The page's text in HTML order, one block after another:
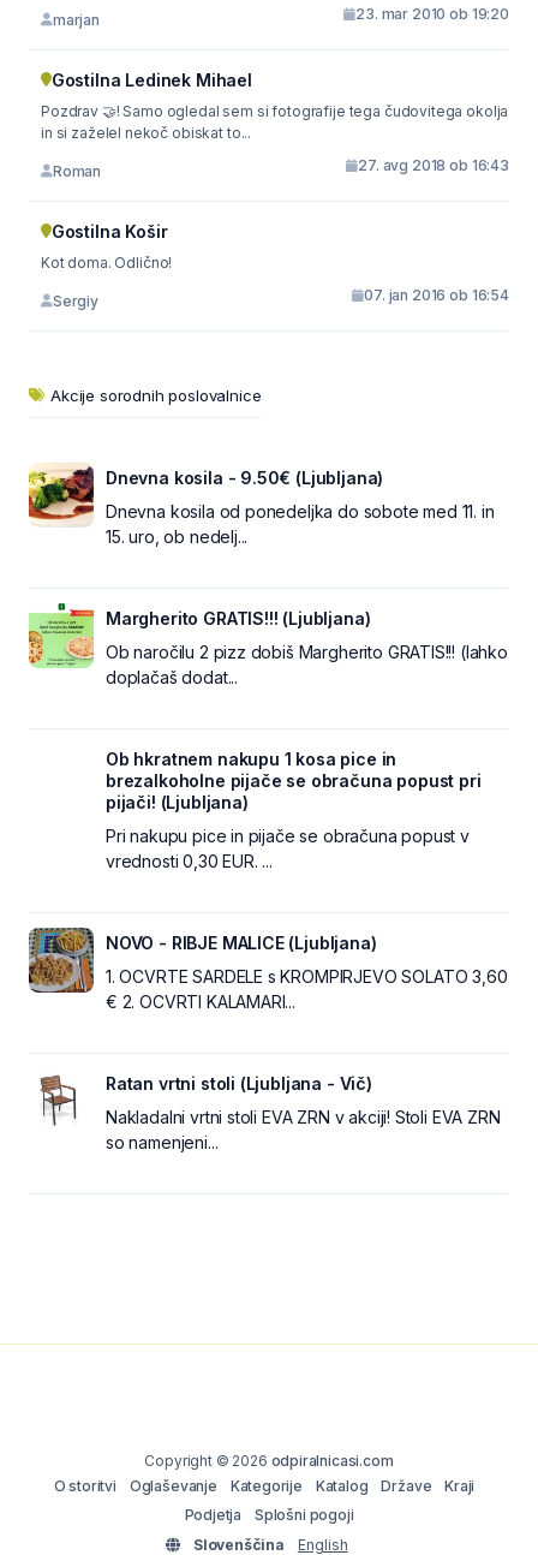
marjan 23. mar 2010 ob 19:20
Gostilna Ledinek Mihael
Pozdrav 🤝! Samo ogledal sem si fotografije tega čudovitega okolja
in si zaželel nekoč obiskat to...
Roman 27. avg 2018 ob 16:43
Gostilna Košir
Kot doma. Odlično!
Sergiy 07. jan 2016 ob 16:54
Akcije sorodnih poslovalnice
Dnevna kosila - 9.50€ (Ljubljana)
Dnevna kosila od ponedeljka do sobote med 11. in
15. uro, ob nedelj...
Margherito GRATIS!!! (Ljubljana)
Ob naročilu 2 pizz dobiš Margherito GRATIS!!! (lahko
doplačaš dodat...
Ob hkratnem nakupu 1 kosa pice in
brezalkoholne pijače se obračuna popust pri
pijači! (Ljubljana)
Pri nakupu pice in pijače se obračuna popust v
vrednosti 0,30 EUR. ...
NOVO - RIBJE MALICE (Ljubljana)
1. OCVRTE SARDELE s KROMPIRJEVO SOLATO 3,60
€ 2. OCVRTI KALAMARI...
Ratan vrtni stoli (Ljubljana - Vič)
Nakladalni vrtni stoli EVA ZRN v akciji! Stoli EVA ZRN
so namenjeni...
Copyright © 2026 odpiralnicasi.com
O storitvi
Oglaševanje Kategorije Katalog Države
Kraji
Podjetja
Splošni pogoji
Slovenščina
English